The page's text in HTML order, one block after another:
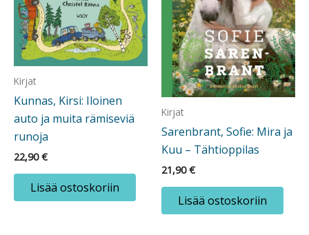
Kirjat
Kunnas, Kirsi: Iloinen
auto ja muita rämiseviä
runoja
22,90€
Lisää ostoskoriin
Kirjat
Sarenbrant, Sofie: Mira ja
Kuu – Tähtioppilas
21,90€
Lisää ostoskoriin